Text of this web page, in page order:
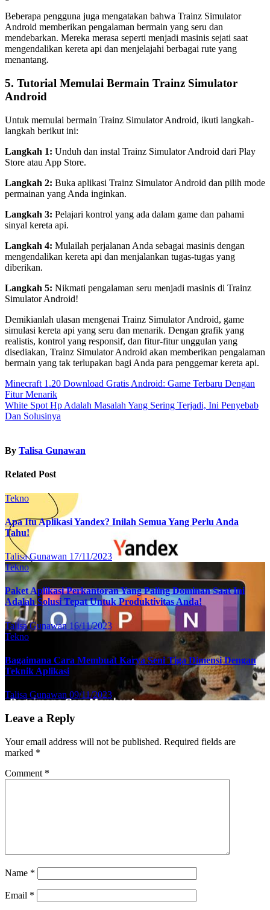
Beberapa pengguna juga mengatakan bahwa Trainz Simulator
Android memberikan pengalaman bermain yang seru dan
mendebarkan. Mereka merasa seperti menjadi masinis sejati saat
mengendalikan kereta api dan menjelajahi berbagai rute yang
menantang.
5. Tutorial Memulai Bermain Trainz Simulator
Android
Untuk memulai bermain Trainz Simulator Android, ikuti langkah-
langkah berikut ini:
Langkah 1: Unduh dan instal Trainz Simulator Android dari Play
Store atau App Store.
Langkah 2: Buka aplikasi Trainz Simulator Android dan pilih mode
permainan yang Anda inginkan.
Langkah 3: Pelajari kontrol yang ada dalam game dan pahami
sinyal kereta api.
Langkah 4: Mulailah perjalanan Anda sebagai masinis dengan
mengendalikan kereta api dan menjalankan tugas-tugas yang
diberikan.
Langkah 5: Nikmati pengalaman seru menjadi masinis di Trainz
Simulator Android!
Demikianlah ulasan mengenai Trainz Simulator Android, game
simulasi kereta api yang seru dan menarik. Dengan grafik yang
realistis, kontrol yang responsif, dan fitur-fitur unggulan yang
disediakan, Trainz Simulator Android akan memberikan pengalaman
bermain yang tak terlupakan bagi Anda para penggemar kereta api.
Post
navigation
Minecraft 1.20 Download Gratis Android: Game Terbaru Dengan
Fitur Menarik
White Spot Hp Adalah Masalah Yang Sering Terjadi, Ini Penyebab
Dan Solusinya
By Talisa Gunawan
Related Post
Tekno
Apa Itu Aplikasi Yandex? Inilah Semua Yang Perlu Anda
Tahu!
Talisa Gunawan 17/11/2023
Tekno
Paket Aplikasi Perkantoran Yang Paling Dominan Saat Ini
Adalah Solusi Tepat Untuk Produktivitas Anda!
Talisa Gunawan 16/11/2023
Tekno
Bagaimana Cara Membuat Karya Seni Tiga Dimensi Dengan
Teknik Aplikasi
Talisa Gunawan 09/11/2023
Leave a Reply
Your email address will not be published. Required fields are
marked *
Comment *
Name *
Email *